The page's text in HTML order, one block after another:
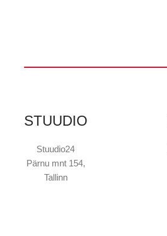
STUUDIO
Stuudio24
Pärnu mnt 154,
Tallinn